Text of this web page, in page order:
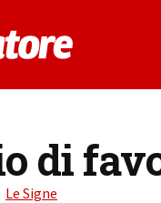
di
Le Signe